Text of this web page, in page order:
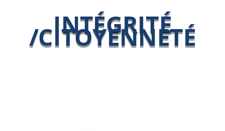
INTÉGRITÉ
/CITOYENNETÉ